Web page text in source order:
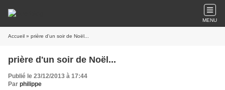
MENU
Accueil » prière d'un soir de Noël...
prière d'un soir de Noël...
Publié le 23/12/2013 à 17:44
Par philippe